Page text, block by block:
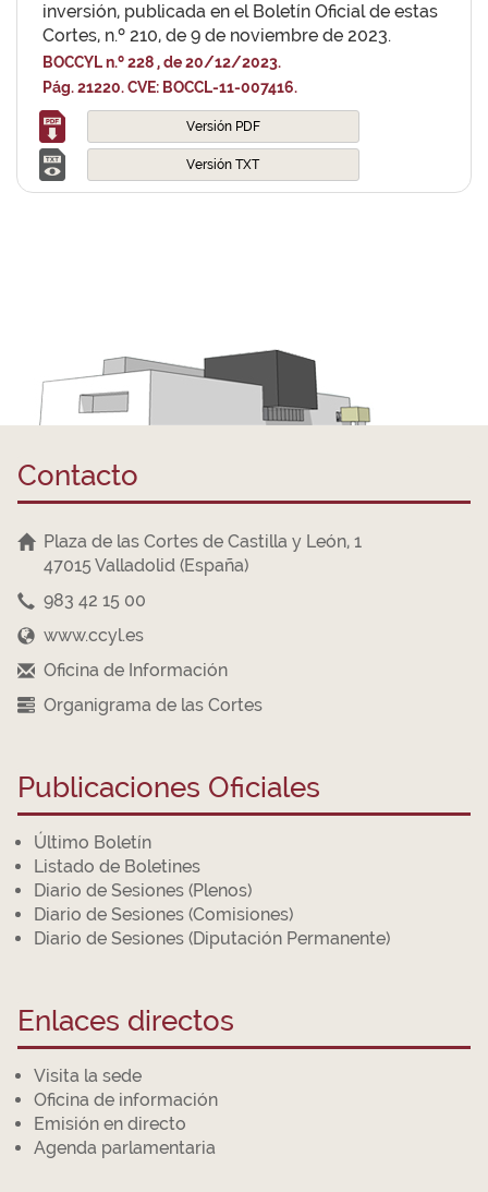
inversión, publicada en el Boletín Oficial de estas
Cortes, n.º 210, de 9 de noviembre de 2023.
BOCCYL n.º 228 , de 20/12/2023.
Pág. 21220. CVE: BOCCL-11-007416.
Versión PDF
Versión TXT
Contacto
Plaza de las Cortes de Castilla y León, 1
47015 Valladolid (España)
983 42 15 00
www.ccyl.es
Oficina de Información
Organigrama de las Cortes
Publicaciones Oficiales
Último Boletín
Listado de Boletines
Diario de Sesiones (Plenos)
Diario de Sesiones (Comisiones)
Diario de Sesiones (Diputación Permanente)
Enlaces directos
Visita la sede
Oficina de información
Emisión en directo
Agenda parlamentaria